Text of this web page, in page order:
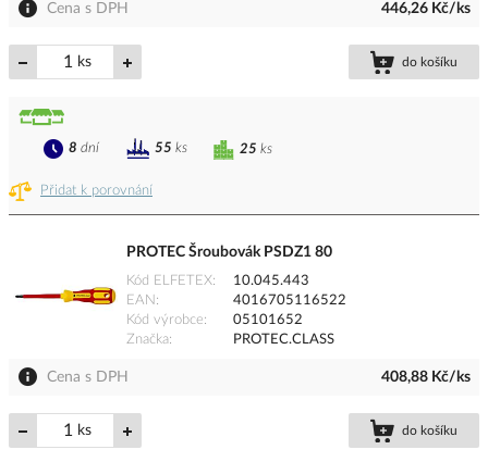
Cena s DPH 446,26 Kč/ks
ks do košíku
Přidat k porovnání
25 ks
8 dní 55 ks
PROTEC Šroubovák PSDZ1 80
Kód ELFETEX
10.045.443
EAN
4016705116522
Kód výrobce
05101652
Značka
PROTEC.CLASS
Cena s DPH 408,88 Kč/ks
ks do košíku